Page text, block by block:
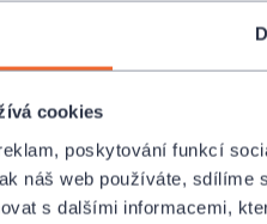
cookies
poskytování funkcí
náš web používáte,
s dalšími informacemi,